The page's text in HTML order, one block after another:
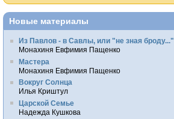
Новые материалы
Из Павлов - в Савлы, или "не зная броду..."
Монахиня Евфимия Пащенко
Мастера
Монахиня Евфимия Пащенко
Вокруг Солнца
Илья Криштул
Царской Семье
Надежда Кушкова